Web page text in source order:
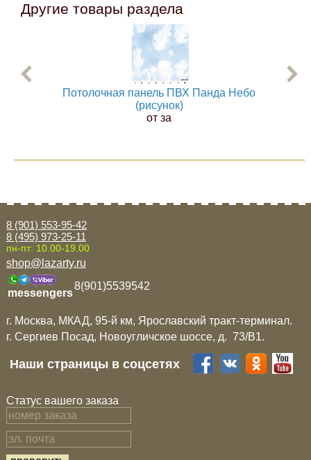
Другие товары раздела
Потолочная панель ПВХ Панда Небо
(рисунок)
от за
8 (901) 553-95-42
8 (495) 973-25-11
пн-пт: 10.00-19.00
shop@lazarty.ru
messengers
8(901)5539542
г. Москва, МКАД, 95-й км, Ярославский тракт-терминал.
г. Сергиев Посад, Новоугличское шоссе, д. 73/B1.
Наши страницы в соцсетях
Статус вашего заказа